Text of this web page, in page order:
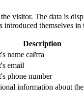
visitor. The data is
introduced themselves in
Description
name сайта
email
phone number
information about